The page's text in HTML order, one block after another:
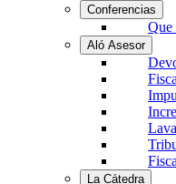
Conferencias
Que
Aló Asesor
La Cátedra